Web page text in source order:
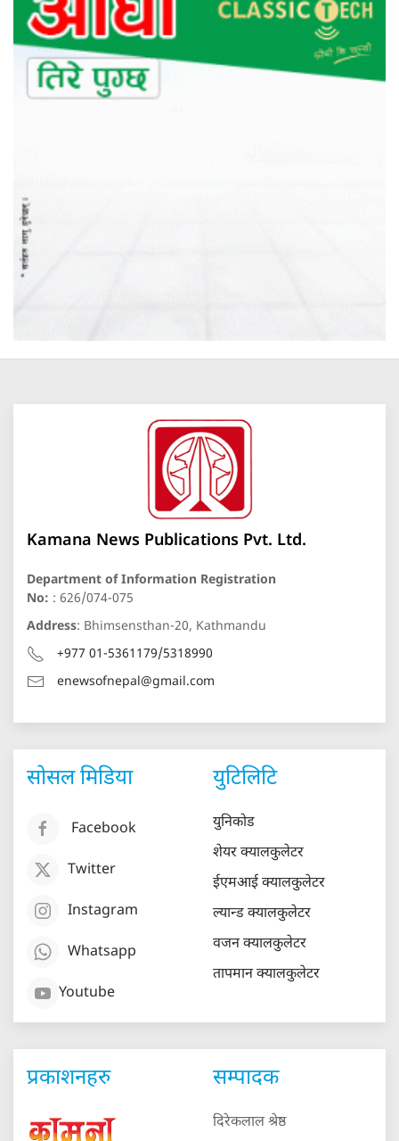
Kamana News Publications Pvt. Ltd.
Department of Information Registration
No: : 626/074-075
Address: Bhimsensthan-20, Kathmandu
+977 01-5361179/5318990
enewsofnepal@gmail.com
सोसल मिडिया
Facebook
Twitter
Instagram
Whatsapp
Youtube
युटिलिटि
युनिकोड
शेयर क्यालकुलेटर
ईएमआई क्यालकुलेटर
ल्यान्ड क्यालकुलेटर
वजन क्यालकुलेटर
तापमान क्यालकुलेटर
प्रकाशनहरु सम्पादक
दिरेकलाल श्रेष्ठ